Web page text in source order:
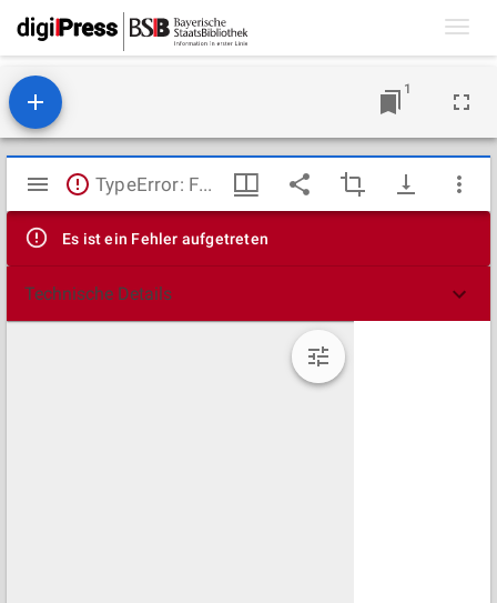
1
Mirador
Viewer
TypeError: Failed to fetch
Es ist ein Fehler aufgetreten
Technische Details